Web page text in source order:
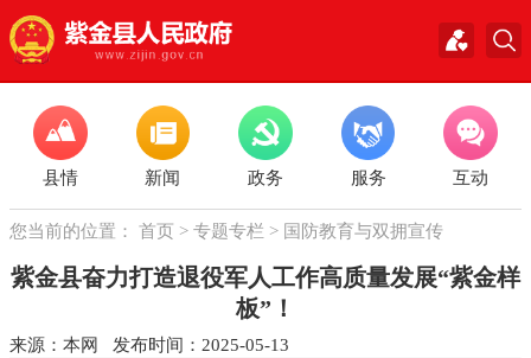
县情 新闻 政务 服务 互动
您当前的位置： 首页 > 专题专栏 > 国防教育与双拥宣传
紫金县奋力打造退役军人工作高质量发展“紫金样
板”！
来源：本网 发布时间：2025-05-13